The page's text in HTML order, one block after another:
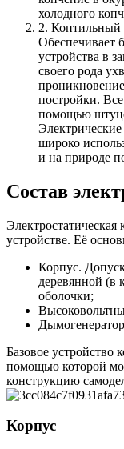
холодного
2. Коптильный
Обеспечивает
устройства в
своего рода
постройки.
помощью
широко
и на природе
Состав
устройстве. Её
Корпус.
деревянной (в
оболочки;
Базовое устройство
помощью которой
конструкцию
Корпус